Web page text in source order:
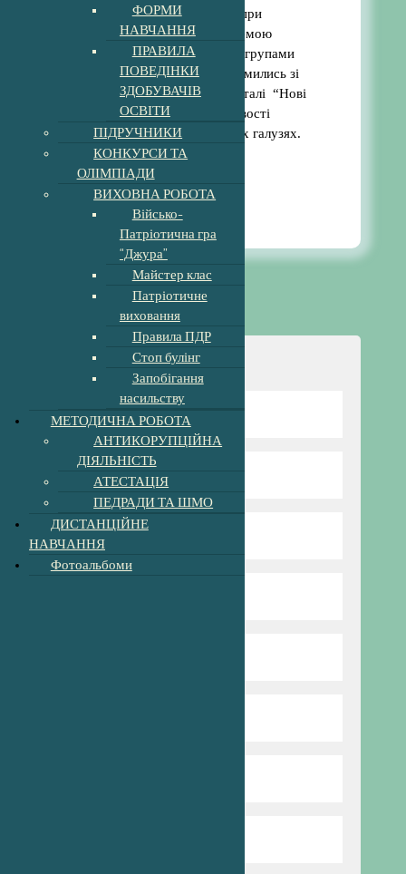
24 лютого відбулась нарада при
заступникові директора за темою
“Оцінювання в 5-8 класах за групами
результатів”. Учителі ознайомились зі
змінами у записах ГР на порталі “Нові
знання”, обговорили особливості
оцінювання у різних освітніх галузях.
9:53 am 27Лют, 2026
Навігація
Відомості про школу
Директор гімназії
Режим та структура
ФОРМИ
НАВЧАННЯ
ПРАВИЛА
ПОВЕДІНКИ
ЗДОБУВАЧІВ
ОСВІТИ
ПІДРУЧНИКИ
КОНКУРСИ ТА
ОЛІМПІАДИ
ВИХОВНА РОБОТА
Військо-
Патріотична гра
“Джура”
Майстер клас
Патріотичне
виховання
Правила ПДР
Стоп булінг
Запобігання
насильству
МЕТОДИЧНА РОБОТА
АНТИКОРУПЦІЙНА
ДІЯЛЬНІСТЬ
АТЕСТАЦІЯ
ПЕДРАДИ ТА ШМО
ДИСТАНЦІЙНЕ
НАВЧАННЯ
Фотоальбоми